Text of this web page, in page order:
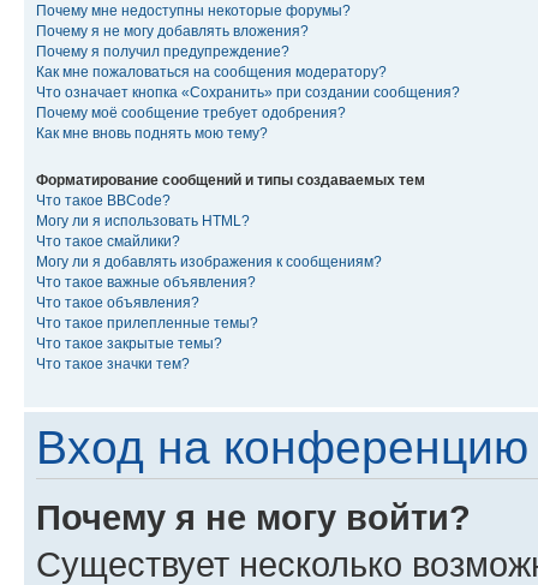
Почему мне недоступны некоторые форумы?
Почему я не могу добавлять вложения?
Почему я получил предупреждение?
Как мне пожаловаться на сообщения модератору?
Что означает кнопка «Сохранить» при создании сообщения?
Почему моё сообщение требует одобрения?
Как мне вновь поднять мою тему?
Форматирование сообщений и типы создаваемых тем
Что такое BBCode?
Могу ли я использовать HTML?
Что такое смайлики?
Могу ли я добавлять изображения к сообщениям?
Что такое важные объявления?
Что такое объявления?
Что такое прилепленные темы?
Что такое закрытые темы?
Что такое значки тем?
Вход на конференцию
Почему я не могу войти?
Существует несколько